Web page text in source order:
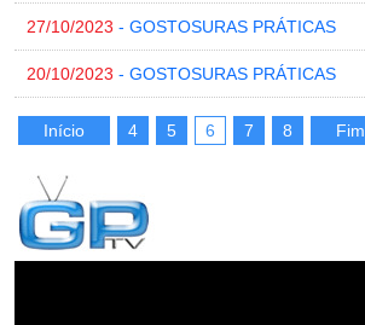
27/10/2023 - GOSTOSURAS PRÁTICAS
20/10/2023 - GOSTOSURAS PRÁTICAS
Início 4 5 6 7 8 Fim